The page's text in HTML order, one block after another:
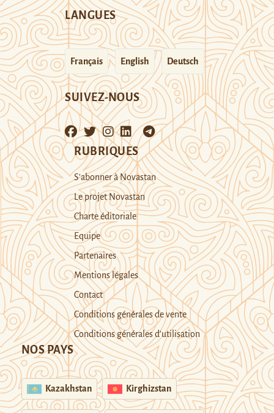
LANGUES
Français English Deutsch
SUIVEZ-NOUS
RUBRIQUES
S’abonner à Novastan
Le projet Novastan
Charte éditoriale
Equipe
Partenaires
Mentions légales
Contact
Conditions générales de vente
Conditions générales d’utilisation
NOS PAYS
Kazakhstan Kirghizstan